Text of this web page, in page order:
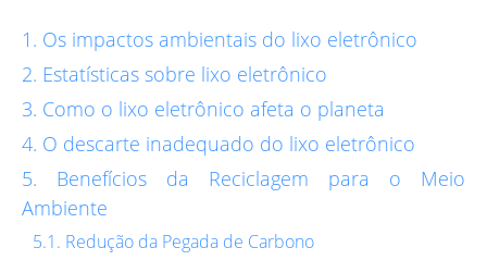
Os impactos ambientais do lixo eletrônico
Estatísticas sobre lixo eletrônico
Como o lixo eletrônico afeta o planeta
O descarte inadequado do lixo eletrônico
Benefícios da Reciclagem para o Meio
Ambiente
Redução da Pegada de Carbono